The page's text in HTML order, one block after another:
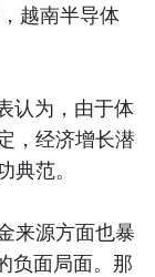
越南半导体
认为，由于体
，经济增长潜
范。
来源方面也暴
负面局面。那